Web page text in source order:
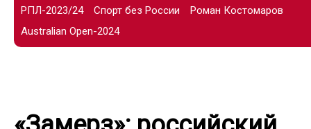
РПЛ-2023/24
Спорт без России
Роман Костомаров
Australian Open-2024